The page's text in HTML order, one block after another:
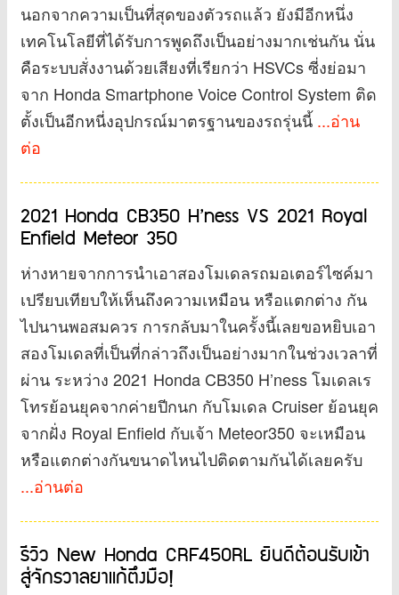
นอกจากความเป็นที่สุดของตัวรถแล้ว ยังมีอีกหนึ่ง
เทคโนโลยีที่ได้รับการพูดถึงเป็นอย่างมากเช่นกัน นั่น
คือระบบสั่งงานด้วยเสียงที่เรียกว่า HSVCs ซี่งย่อมา
จาก Honda Smartphone Voice Control System ติด
ตั้งเป็นอีกหนี่งอุปกรณ์มาตรฐานของรถรุ่นนี้ ...อ่าน
ต่อ
2021 Honda CB350 H’ness VS 2021 Royal
Enfield Meteor 350
ห่างหายจากการนำเอาสองโมเดลรถมอเตอร์ไซค์มา
เปรียบเทียบให้เห็นถึงความเหมือน หรือแตกต่าง กัน
ไปนานพอสมควร การกลับมาในครั้งนี้เลยขอหยิบเอา
สองโมเดลที่เป็นที่กล่าวถึงเป็นอย่างมากในช่วงเวลาที่
ผ่าน ระหว่าง 2021 Honda CB350 H’ness โมเดลเร
โทรย้อนยุคจากค่ายปีกนก กับโมเดล Cruiser ย้อนยุค
จากฝั่ง Royal Enfield กับเจ้า Meteor350 จะเหมือน
หรือแตกต่างกันขนาดไหนไปติดตามกันได้เลยครับ
...อ่านต่อ
รีวิว New Honda CRF450RL ยินดีต้อนรับเข้า
สู่จักรวาลยาแก้ตึงมือ!